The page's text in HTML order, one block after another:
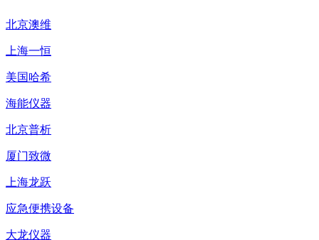
北京澳维
上海一恒
美国哈希
海能仪器
北京普析
厦门致微
上海龙跃
应急便携设备
大龙仪器